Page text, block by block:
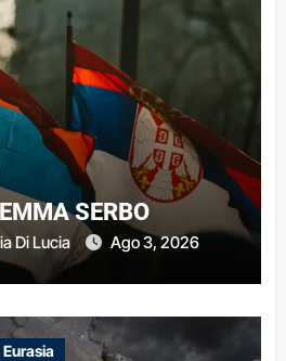
SERBO
Di Lucia Ago 3, 2026